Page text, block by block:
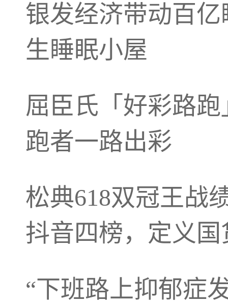
银发经济带动百
生睡眠小屋
屈臣氏「好彩路
跑者一路出彩
松典618双冠王战
抖音四榜，定义国
“下班路上抑郁症